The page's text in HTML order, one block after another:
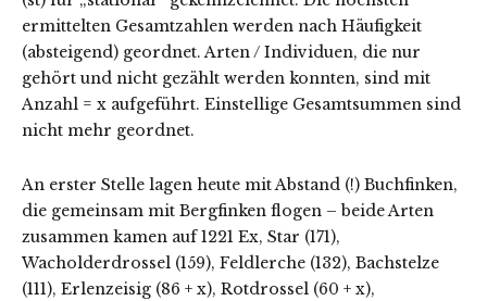
ermittelten Gesamtzahlen werden nach Häufigkeit
(absteigend) geordnet. Arten / Individuen, die nur
gehört und nicht gezählt werden konnten, sind mit
Anzahl = x aufgeführt. Einstellige Gesamtsummen sind
nicht mehr geordnet.
An erster Stelle lagen heute mit Abstand (!) Buchfinken,
die gemeinsam mit Bergfinken flogen – beide Arten
zusammen kamen auf 1221 Ex, Star (171),
Wacholderdrossel (159), Feldlerche (132), Bachstelze
(111), Erlenzeisig (86 + x), Rotdrossel (60 + x),